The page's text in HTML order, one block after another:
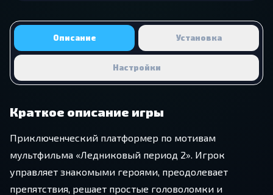
Описание Установка
Настройки
Краткое описание игры
Приключенческий платформер по мотивам
мультфильма «Ледниковый период 2». Игрок
управляет знакомыми героями, преодолевает
препятствия, решает простые головоломки и